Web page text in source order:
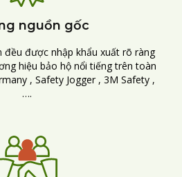
nguồn gốc
đều được nhập khẩu xuất rõ ràng
hiệu bảo hộ nổi tiếng trên toàn
, Safety Jogger , 3M Safety ,
….